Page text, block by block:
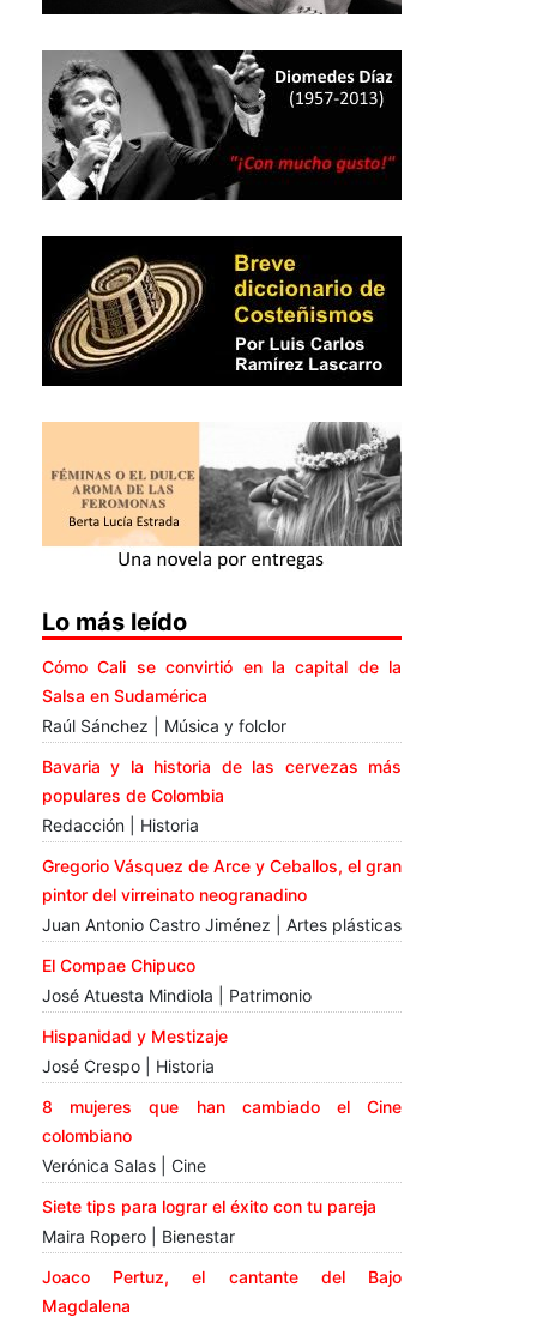
Lo más leído
Cómo Cali se convirtió en la capital de la
Salsa en Sudamérica
Raúl Sánchez | Música y folclor
Bavaria y la historia de las cervezas más
populares de Colombia
Redacción | Historia
Gregorio Vásquez de Arce y Ceballos, el gran
pintor del virreinato neogranadino
Juan Antonio Castro Jiménez | Artes plásticas
El Compae Chipuco
José Atuesta Mindiola | Patrimonio
Hispanidad y Mestizaje
José Crespo | Historia
8 mujeres que han cambiado el Cine
colombiano
Verónica Salas | Cine
Siete tips para lograr el éxito con tu pareja
Maira Ropero | Bienestar
Joaco Pertuz, el cantante del Bajo
Magdalena